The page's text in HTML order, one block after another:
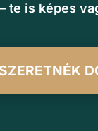
te is képes